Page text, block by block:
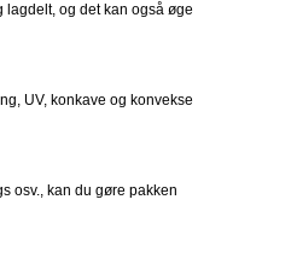
og det kan også øge
UV, konkave og konvekse
osv., kan du gøre pakken